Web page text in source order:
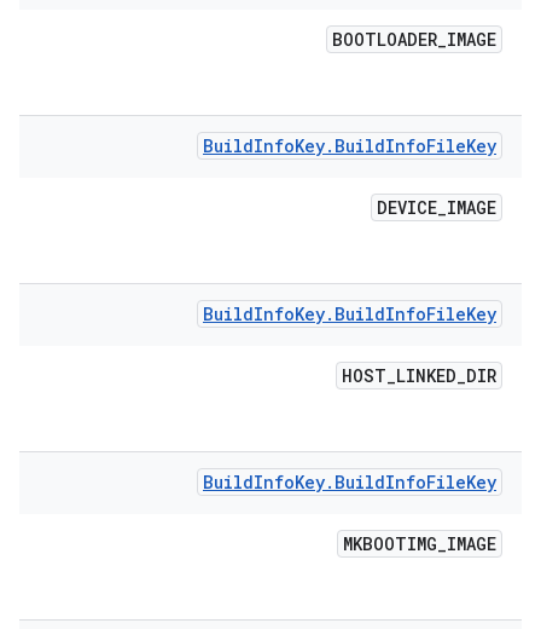
BOOTLOADER_IMAGE
BuildInfoKey. BuildInfoFileKey
DEVICE_IMAGE
BuildInfoKey. BuildInfoFileKey
HOST_LINKED_DIR
BuildInfoKey. BuildInfoFileKey
MKBOOTIMG_IMAGE